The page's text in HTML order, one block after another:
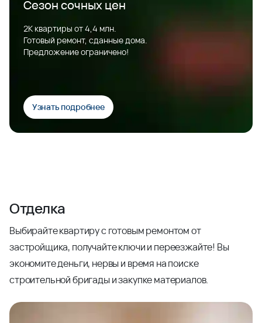
Сезон сочных цен
2К квартиры от 4,4 млн.
Готовый ремонт, сданные дома.
Предложение ограничено!
Узнать подробнее
Отделка
Выбирайте квартиру с готовым ремонтом от
застройщика, получайте ключи и переезжайте! Вы
экономите деньги, нервы и время на поиске
строительной бригады и закупке материалов.